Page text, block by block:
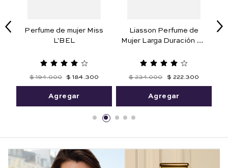
Perfume de mujer Miss
L'BEL
$ 194.000 $ 184.300
Agregar
Liasson Perfume de
Mujer Larga Duración 50
$ 234.000 $ 222.300
Agregar